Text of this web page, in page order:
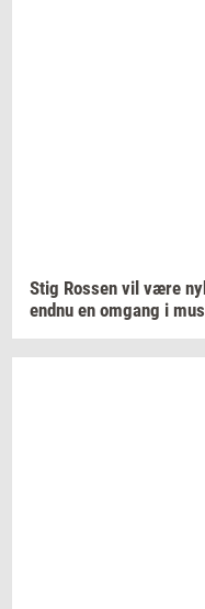
Stig Ros­sen vil være
endnu en om­gang i